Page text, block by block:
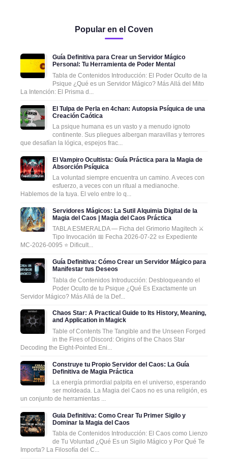
Popular en el Coven
Guía Definitiva para Crear un Servidor Mágico
Personal: Tu Herramienta de Poder Mental
Tabla de Contenidos Introducción: El Poder Oculto de la
Psique ¿Qué es un Servidor Mágico? Más Allá del Mito
La Intención: El Prisma d...
El Tulpa de Perla en 4chan: Autopsia Psíquica de una
Creación Caótica
La psique humana es un vasto y a menudo ignoto
continente. Sus pliegues albergan maravillas y terrores
que desafían la lógica, espejos frac...
El Vampiro Ocultista: Guía Práctica para la Magia de
Absorción Psíquica
La voluntad siempre encuentra un camino. A veces con
esfuerzo, a veces con un ritual a medianoche.
Hablemos de la tuya. El velo entre lo q...
Servidores Mágicos: La Sutil Alquimia Digital de la
Magia del Caos | Magia del Caos Práctica
TABLA ESMERALDA — Ficha del Grimorio Magitech ⚔️
Tipo Invocación 📅 Fecha 2026-07-22 📜 Expediente
MC-2026-0095 ⭐ Dificult...
Guía Definitiva: Cómo Crear un Servidor Mágico para
Manifestar tus Deseos
Tabla de Contenidos Introducción: Desbloqueando el
Poder Oculto de tu Psique ¿Qué Es Exactamente un
Servidor Mágico? Más Allá de la Def...
Chaos Star: A Practical Guide to Its History, Meaning,
and Application in Magick
Table of Contents The Tangible and the Unseen Forged
in the Fires of Discord: Origins of the Chaos Star
Decoding the Eight-Pointed Eni...
Construye tu Propio Servidor del Caos: La Guía
Definitiva de Magia Práctica
La energía primordial palpita en el universo, esperando
ser moldeada. La Magia del Caos no es una religión, es
un conjunto de herramientas ...
Guia Definitiva: Como Crear Tu Primer Sigilo y
Dominar la Magia del Caos
Tabla de Contenidos Introducción: El Caos como Lienzo
de Tu Voluntad ¿Qué Es un Sigilo Mágico y Por Qué Te
Importa? La Filosofía del C...